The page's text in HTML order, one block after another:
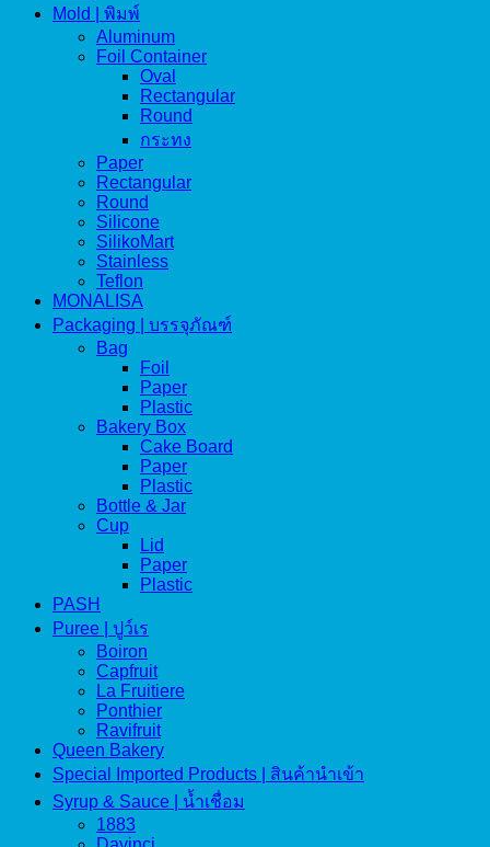
Mold | พิมพ์
Aluminum
Foil Container
Oval
Rectangular
Round
กระทง
Paper
Rectangular
Round
Silicone
SilikoMart
Stainless
Teflon
MONALISA
Packaging | บรรจุภัณฑ์
Bag
Foil
Paper
Plastic
Bakery Box
Cake Board
Paper
Plastic
Bottle & Jar
Cup
Lid
Paper
Plastic
PASH
Puree | ปูว์เร
Boiron
Capfruit
La Fruitiere
Ponthier
Ravifruit
Queen Bakery
Special Imported Products | สินค้านำเข้า
Syrup & Sauce | น้ำเชื่อม
1883